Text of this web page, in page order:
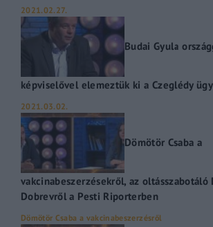
2021.02.27.
Budai Gyula
képviselővel elemeztük ki a Czeglédy
2021.03.02.
Dömötör Csaba a
vakcinabeszerzésekről, az oltásszabotáló
Dobrevről a Pesti Riporterben
Dömötör Csaba a vakcinabeszerzésről